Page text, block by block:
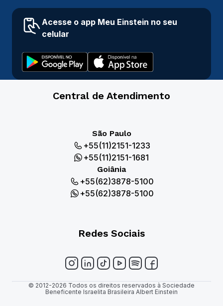
Acesse o app Meu Einstein no seu
celular
Central de Atendimento
São Paulo
+55(11)2151-1233
+55(11)2151-1681
Goiânia
+55(62)3878-5100
+55(62)3878-5100
Redes Sociais
© 2012-2026 Todos os direitos reservados à Sociedade
Beneficente Israelita Brasileira Albert Einstein